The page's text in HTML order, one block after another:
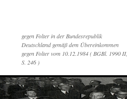
gegen Folter in der Bundesrepublik
Deutschland gemäß dem Übereinkommen
gegen Folter vom 10.12.1984 ( BGBl. 1990 II,
S. 246 )